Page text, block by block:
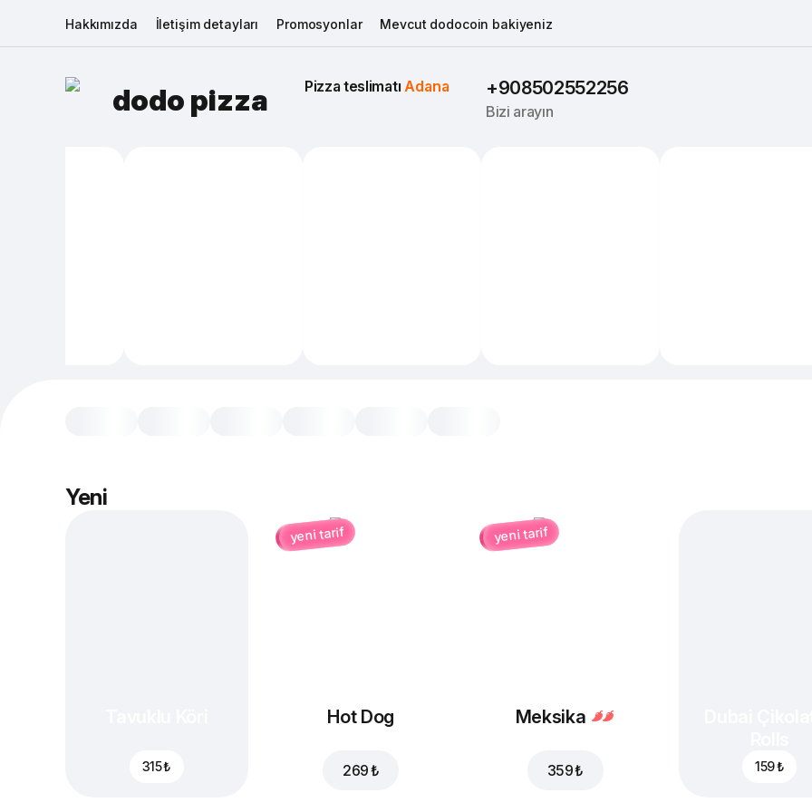
Hakkımızda İletişim detayları Promosyonlar Mevcut dodocoin bakiyeniz
dodo pizza Pizza teslimatı Adana +908502552256
Bizi arayın
Yeni
315 ₺
yeni tarif
Hot Dog
269 ₺
yeni tarif
Meksika
359 ₺ 159 ₺